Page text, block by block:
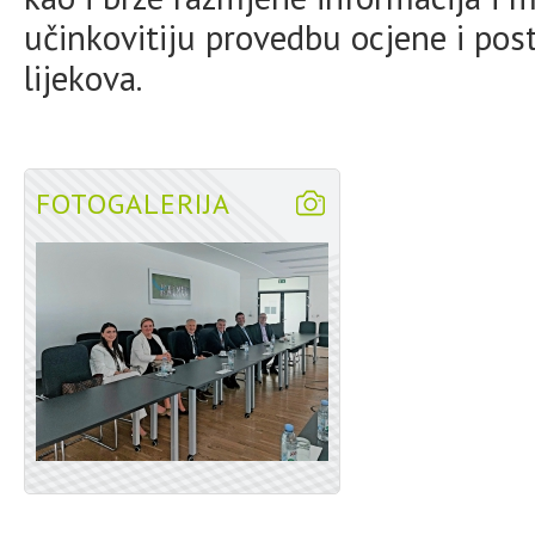
učinkovitiju provedbu ocjene i
lijekova.
FOTOGALERIJA